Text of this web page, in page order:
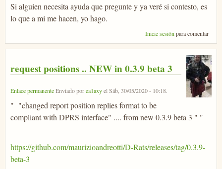
Si alguien necesita ayuda que pregunte y ya veré si contesto, es
lo que a mi me hacen, yo hago.
Inicie sesión para comentar
request positions .. NEW in 0.3.9 beta 3
Enlace permanenteEnviado porea1axyelSáb, 30/05/2020 - 10:18.
" "changed report position replies format to be
compliant with DPRS interface" .... from new 0.3.9 beta 3 " "
https://github.com/maurizioandreotti/D-Rats/releases/tag/0.3.9-
beta-3